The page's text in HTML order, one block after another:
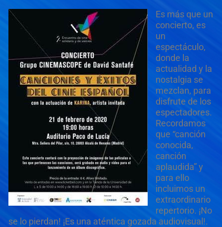
Es más que un
concierto, es
un
espectáculo,
donde la
actualidad y la
nostalgia se
mezclan, para
disfrute de los
espectadores.
Recordamos
que “canción
conocida,
canción
aplaudida” y
para ello
incluimos un
extraordinario
repertorio. ¡No
se lo pierdan! ¡Es una aténtica gozada audiovisual!.